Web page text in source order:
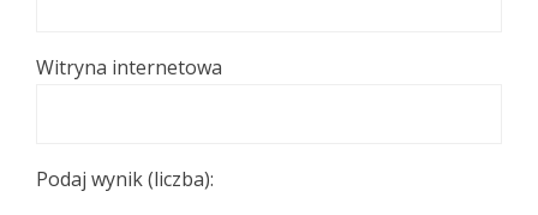
Witryna internetowa
Podaj wynik (liczba):